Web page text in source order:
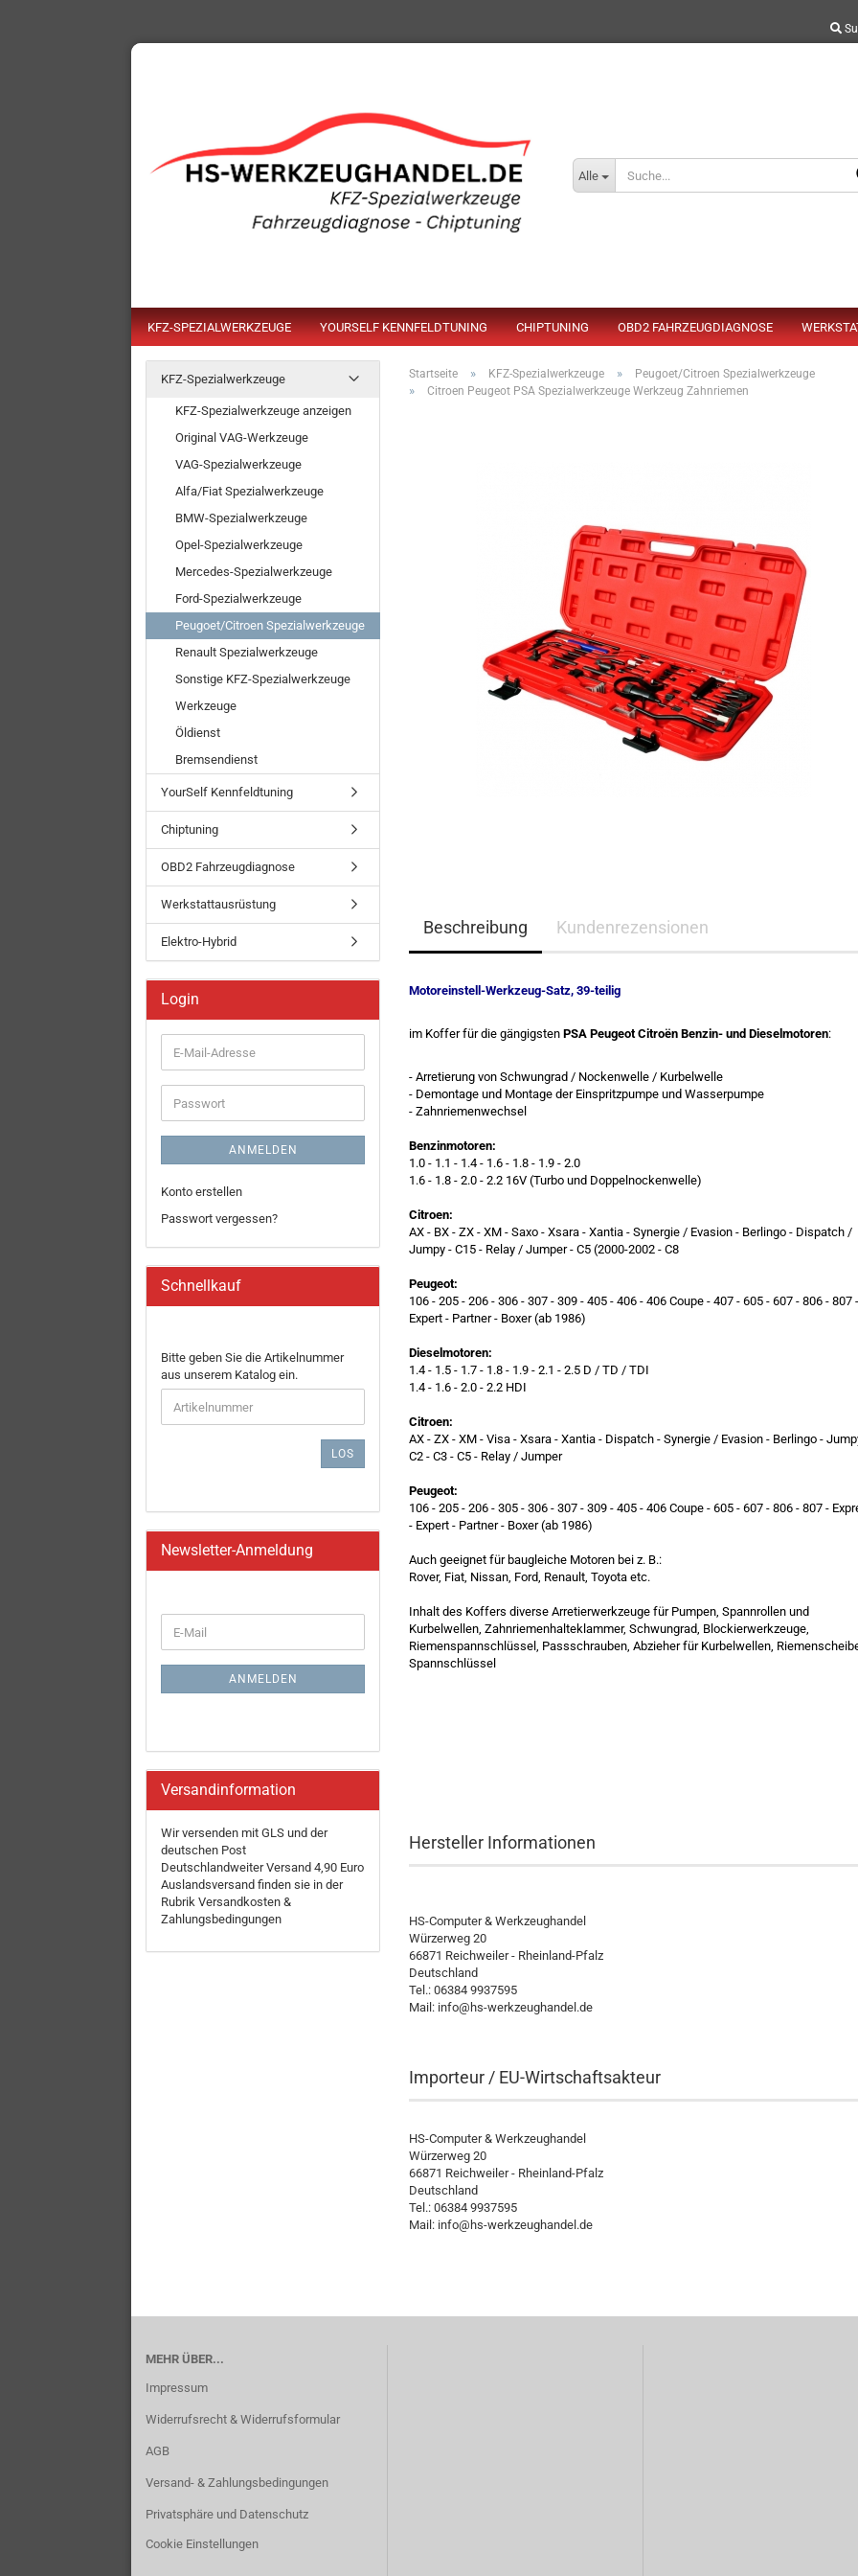
Alle
KFZ-SPEZIALWERKZEUGE YOURSELF KENNFELDTUNING CHIPTUNING OBD2 FAHRZEUGDIAGNOSE
Startseite » KFZ-Spezialwerkzeuge » Peugoet/Citroen Spezialwerkzeuge
» Citroen Peugeot PSA Spezialwerkzeuge Werkzeug Zahnriemen
Beschreibung Kundenrezensionen
Motoreinstell-Werkzeug-Satz, 39-teilig
im Koffer für die gängigsten PSA Peugeot Citroën Benzin- und Dieselmotoren:
- Arretierung von Schwungrad / Nockenwelle / Kurbelwelle
- Demontage und Montage der Einspritzpumpe und Wasserpumpe
- Zahnriemenwechsel
Benzinmotoren:
1.0 - 1.1 - 1.4 - 1.6 - 1.8 - 1.9 - 2.0
1.6 - 1.8 - 2.0 - 2.2 16V (Turbo und Doppelnockenwelle)
Citroen:
AX - BX - ZX - XM - Saxo - Xsara - Xantia - Synergie / Evasion - Berlingo - Dispatch /
Jumpy - C15 - Relay / Jumper - C5 (2000-2002 - C8
Peugeot:
106 - 205 - 206 - 306 - 307 - 309 - 405 - 406 - 406 Coupe - 407 - 605 - 607 - 806 - 807 -
Expert - Partner - Boxer (ab 1986)
Dieselmotoren:
1.4 - 1.5 - 1.7 - 1.8 - 1.9 - 2.1 - 2.5 D / TD / TDI
1.4 - 1.6 - 2.0 - 2.2 HDI
Citroen:
AX - ZX - XM - Visa - Xsara - Xantia - Dispatch - Synergie / Evasion - Berlingo -
C2 - C3 - C5 - Relay / Jumper
Peugeot:
106 - 205 - 206 - 305 - 306 - 307 - 309 - 405 - 406 Coupe - 605 - 607 - 806 - 807 -
- Expert - Partner - Boxer (ab 1986)
Auch geeignet für baugleiche Motoren bei z. B.:
Rover, Fiat, Nissan, Ford, Renault, Toyota etc.
Inhalt des Koffers diverse Arretierwerkzeuge für Pumpen, Spannrollen und
Kurbelwellen, Zahnriemenhalteklammer, Schwungrad, Blockierwerkzeuge,
Riemenspannschlüssel, Passschrauben, Abzieher für Kurbelwellen,
Spannschlüssel
Hersteller Informationen
HS-Computer & Werkzeughandel
Würzerweg 20
66871 Reichweiler - Rheinland-Pfalz
Deutschland
Tel.: 06384 9937595
Mail: info@hs-werkzeughandel.de
Importeur / EU-Wirtschaftsakteur
HS-Computer & Werkzeughandel
Würzerweg 20
66871 Reichweiler - Rheinland-Pfalz
Deutschland
Tel.: 06384 9937595
Mail: info@hs-werkzeughandel.de
KFZ-Spezialwerkzeuge
KFZ-Spezialwerkzeuge anzeigen
Original VAG-Werkzeuge
VAG-Spezialwerkzeuge
Alfa/Fiat Spezialwerkzeuge
BMW-Spezialwerkzeuge
Opel-Spezialwerkzeuge
Mercedes-Spezialwerkzeuge
Ford-Spezialwerkzeuge
Peugoet/Citroen Spezialwerkzeuge
Renault Spezialwerkzeuge
Sonstige KFZ-Spezialwerkzeuge
Werkzeuge
Öldienst
Bremsendienst
YourSelf Kennfeldtuning
Chiptuning
OBD2 Fahrzeugdiagnose
Werkstattausrüstung
Elektro-Hybrid
Login
E-
Mail-
Adresse
Passwort
ANMELDEN
Konto erstellen
Passwort vergessen?
Schnellkauf
BITTE
GEBEN
SIE
DIE
ARTIKELNUMMER
Bitte geben Sie die Artikelnummer
aus unserem Katalog ein.
LOS
Newsletter-Anmeldung
ZUR
ANMELDUNG
E-
Mail
ANMELDEN
Versandinformation
Wir versenden mit GLS und der
deutschen Post
Deutschlandweiter Versand 4,90 Euro
Auslandsversand finden sie in der
Rubrik Versandkosten &
Zahlungsbedingungen
MEHR ÜBER...
Impressum
Widerrufsrecht & Widerrufsformular
AGB
Versand- & Zahlungsbedingungen
Privatsphäre und Datenschutz
Cookie Einstellungen